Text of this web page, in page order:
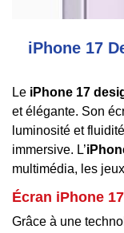
iPhone 17
Le iPhone 17
et élégante. Son
luminosité et
immersive. L’
multimédia, les
Écran iPhone
Grâce à une